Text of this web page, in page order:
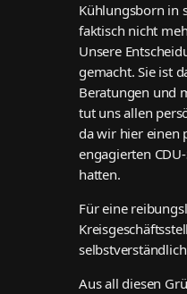
Kühlungsborn in
faktisch nicht
Unsere
gemacht. Sie ist
Beratungen und
tut uns allen
da wir hier einen
engagierten
hatten.
Für eine
Aus all diesen